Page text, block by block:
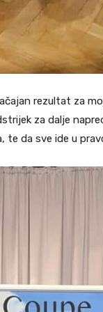
rezultat za
za dalje
da sve ide u